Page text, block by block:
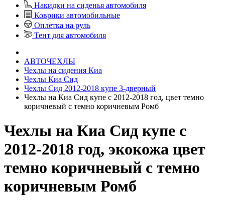
Накидки на сиденья автомобиля
Коврики автомобильные
Оплетка на руль
Тент для автомобиля
АВТОЧЕХЛЫ
Чехлы на сидения Киа
Чехлы Киа Сид
Чехлы Сид 2012-2018 купе 3-дверный
Чехлы на Киа Сид купе с 2012-2018 год, цвет темно
коричневый с темно коричневым Ромб
Чехлы на Киа Сид купе с
2012-2018 год, экокожа цвет
темно коричневый с темно
коричневым Ромб